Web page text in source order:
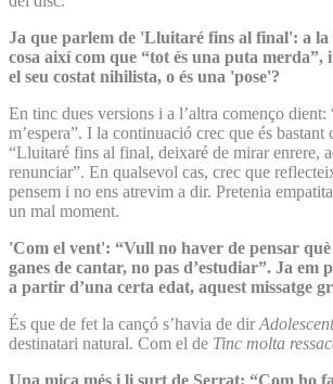
Ja que parlem de 'Lluitaré fins al final': a
cosa així com que “tot és una puta
el seu costat nihilista, o és una 'pose'?
En tinc dues versions i a l’altra començo dient:
m’espera”. I la continuació crec que és bastant
“Lluitaré fins al final, deixaré de mirar enrere,
renunciar”. En qualsevol cas, crec que
pensem i no ens atrevim a dir. Pretenia
un mal moment.
'Com el vent': “Vull no haver de pensar
ganes de cantar, no pas d’estudiar”. Ja em
a partir d’una certa edat, aquest missatge
És que de fet la cançó s’havia de dir Adolescent
destinatari natural. Com el de Tinc molta
Una mica més i li surt de Serrat: “Com ho